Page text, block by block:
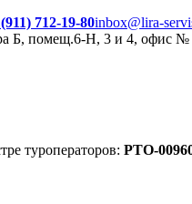
712-19-80inbox@lira-
Б, помещ.6-Н, 3 и 4, офис №
туроператоров: